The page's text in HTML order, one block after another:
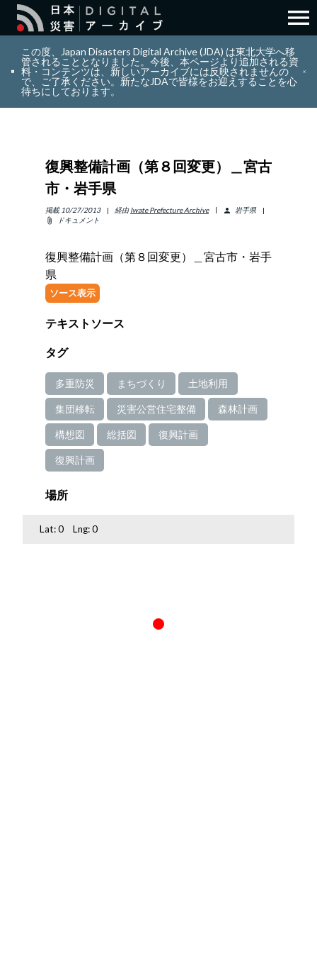
search 検索
layers コレクション
info_outline リソース
アバウト
ENGLISH 日本語
menu
この度、Japan Disasters Digital Archive (JDA) は東北大学へ移
管されることとなりました。今後、本ページより追加される資
料・コンテンツは、新しいアーカイブには反映されませんの
で、ご了承ください。新たなJDAで皆様をお迎えすることを心
待ちにしております。
復興整備計画（第８回変更）＿宮古
市・岩手県
掲載 10/27/2013 経由 Iwate Prefecture Archive person
岩手県
attach_file
ドキュメント
復興整備計画（第８回変更）＿宮古市・岩手
県
ソース表示
テキストソース
タグ
多重防災 まちづくり 土地利用
集団移転 災害公営住宅整備 森林計画
構想図 総括図 復興計画
復興計画
場所
Lat:0 Lng:0